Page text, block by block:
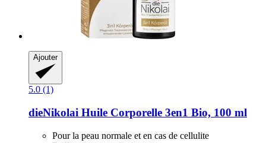
Ajouter
5.0 (1)
dieNikolai Huile Corporelle 3en1 Bio, 100 ml
Pour la peau normale et en cas de cellulite